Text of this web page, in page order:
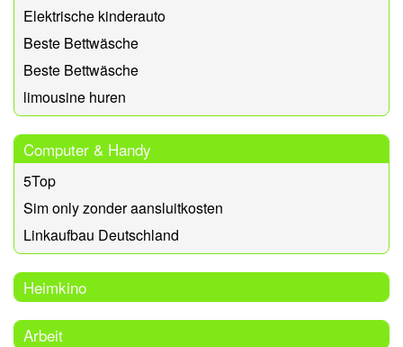
Elektrische kinderauto
Beste Bettwäsche
Beste Bettwäsche
limousine huren
Computer & Handy
5Top
Sim only zonder aansluitkosten
Linkaufbau Deutschland
Heimkino
Arbeit